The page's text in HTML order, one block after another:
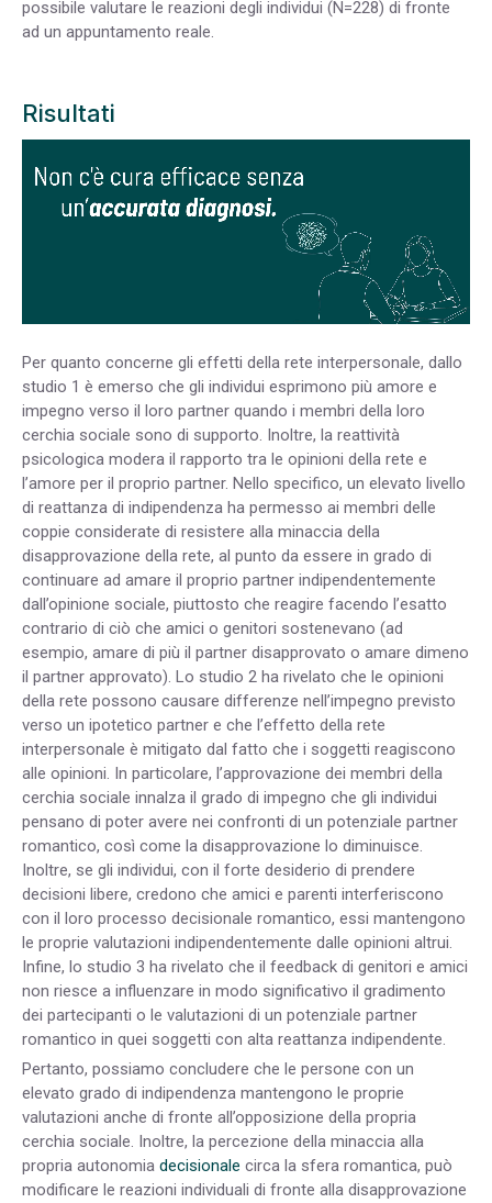
possibile valutare le reazioni degli individui (N=228) di fronte
ad un appuntamento reale.
Risultati
Per quanto concerne gli effetti della rete interpersonale, dallo
studio 1 è emerso che gli individui esprimono più amore e
impegno verso il loro partner quando i membri della loro
cerchia sociale sono di supporto. Inoltre, la reattività
psicologica modera il rapporto tra le opinioni della rete e
l’amore per il proprio partner. Nello specifico, un elevato livello
di reattanza di indipendenza ha permesso ai membri delle
coppie considerate di resistere alla minaccia della
disapprovazione della rete, al punto da essere in grado di
continuare ad amare il proprio partner indipendentemente
dall’opinione sociale, piuttosto che reagire facendo l’esatto
contrario di ciò che amici o genitori sostenevano (ad
esempio, amare di più il partner disapprovato o amare dimeno
il partner approvato). Lo studio 2 ha rivelato che le opinioni
della rete possono causare differenze nell’impegno previsto
verso un ipotetico partner e che l’effetto della rete
interpersonale è mitigato dal fatto che i soggetti reagiscono
alle opinioni. In particolare, l’approvazione dei membri della
cerchia sociale innalza il grado di impegno che gli individui
pensano di poter avere nei confronti di un potenziale partner
romantico, così come la disapprovazione lo diminuisce.
Inoltre, se gli individui, con il forte desiderio di prendere
decisioni libere, credono che amici e parenti interferiscono
con il loro processo decisionale romantico, essi mantengono
le proprie valutazioni indipendentemente dalle opinioni altrui.
Infine, lo studio 3 ha rivelato che il feedback di genitori e amici
non riesce a influenzare in modo significativo il gradimento
dei partecipanti o le valutazioni di un potenziale partner
romantico in quei soggetti con alta reattanza indipendente.
Pertanto, possiamo concludere che le persone con un
elevato grado di indipendenza mantengono le proprie
valutazioni anche di fronte all’opposizione della propria
cerchia sociale. Inoltre, la percezione della minaccia alla
propria autonomia decisionale circa la sfera romantica, può
modificare le reazioni individuali di fronte alla disapprovazione